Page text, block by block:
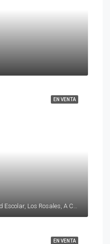
EN VENTA
Calle Manuel Azaña, Ciudad Escolar, Los Rosales, A Coruña, La Coruña, Galicia, 15011, España
EN VENTA